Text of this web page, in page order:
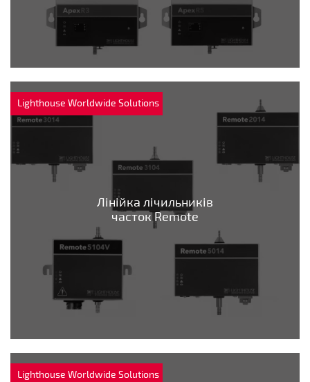
Lighthouse Worldwide Solutions
Лінійка лічильників
часток Remote
Lighthouse Worldwide Solutions